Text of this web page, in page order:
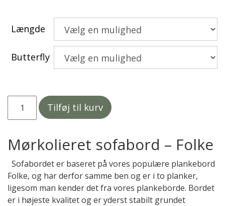
Længde
Butterfly
|
Eg
Mørk
antal
Tilføj til kurv
Mørkolieret sofabord – Folke
Sofabordet er baseret på vores populære plankebord
Folke, og har derfor samme ben og er i to planker,
ligesom man kender det fra vores plankeborde. Bordet
er i højeste kvalitet og er yderst stabilt grundet